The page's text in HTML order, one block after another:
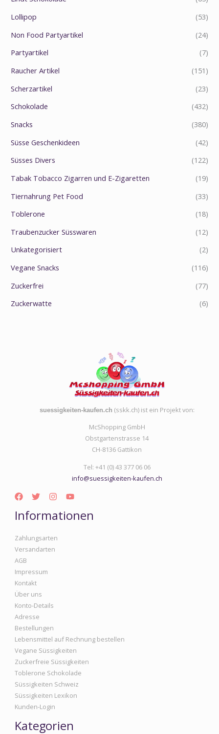
Lollipop
(53)
Non Food Partyartikel
(24)
Partyartikel
(7)
Raucher Artikel
(151)
Scherzartikel
(23)
Schokolade
(432)
Snacks
(380)
Süsse Geschenkideen
(42)
Süsses Divers
(122)
Tabak Tobacco Zigarren und E-Zigaretten
(19)
Tiernahrung Pet Food
(33)
Toblerone
(18)
Traubenzucker Süsswaren
(12)
Unkategorisiert
(2)
Vegane Snacks
(116)
Zuckerfrei
(77)
Zuckerwatte
(6)
suessigkeiten-kaufen.ch (sskk.ch) ist ein Projekt von:
McShopping GmbH
Obstgartenstrasse 14
CH-8136 Gattikon
Tel: +41 (0) 43 377 06 06
info@suessigkeiten-kaufen.ch
Informationen
Zahlungsarten
Versandarten
AGB
Impressum
Kontakt
Über uns
Konto-Details
Adresse
Bestellungen
Lebensmittel auf Rechnung bestellen
Vegane Süssigkeiten
Zuckerfreie Süssigkeiten
Toblerone Schokolade
Süssigkeiten Schweiz
Süssigkeiten Lexikon
Kunden-Login
Kategorien